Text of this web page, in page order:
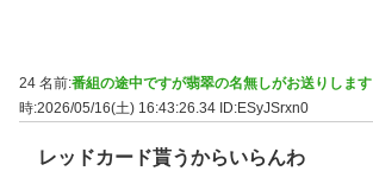
24 名前:番組の途中ですが翡翠の名無しがお送りします
時:2026/05/16(土) 16:43:26.34 ID:ESyJSrxn0
レッドカード貰うからいらんわ